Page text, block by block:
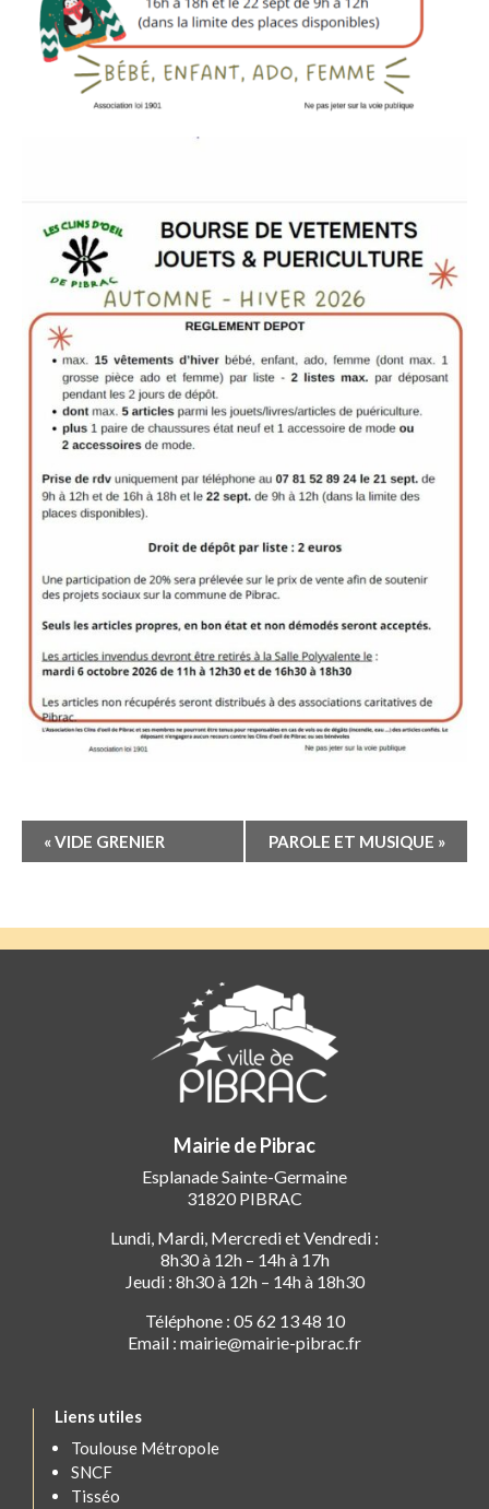
Navigation
Évènement
«VIDE GRENIER PAROLE ET MUSIQUE »
Mairie de Pibrac
Esplanade Sainte-Germaine
31820 PIBRAC
Lundi, Mardi, Mercredi et Vendredi :
8h30 à 12h – 14h à 17h
Jeudi : 8h30 à 12h – 14h à 18h30
Téléphone : 05 62 13 48 10
Email : mairie@mairie-pibrac.fr
Liens utiles
Toulouse Métropole
SNCF
Tisséo